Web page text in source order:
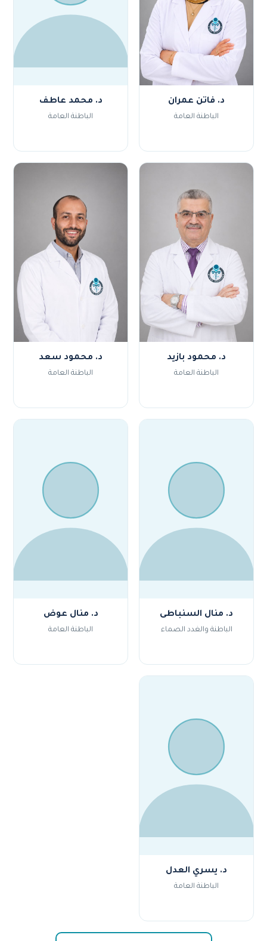
د. فاتن عمران
الباطنة العامة
د. محمد عاطف
الباطنة العامة
د. محمود بازيد
الباطنة العامة
د. محمود سعد
الباطنة العامة
د. منال السنباطى
الباطنة والغدد الصماء
د. منال عوض
الباطنة العامة
د. يسري العدل
الباطنة العامة